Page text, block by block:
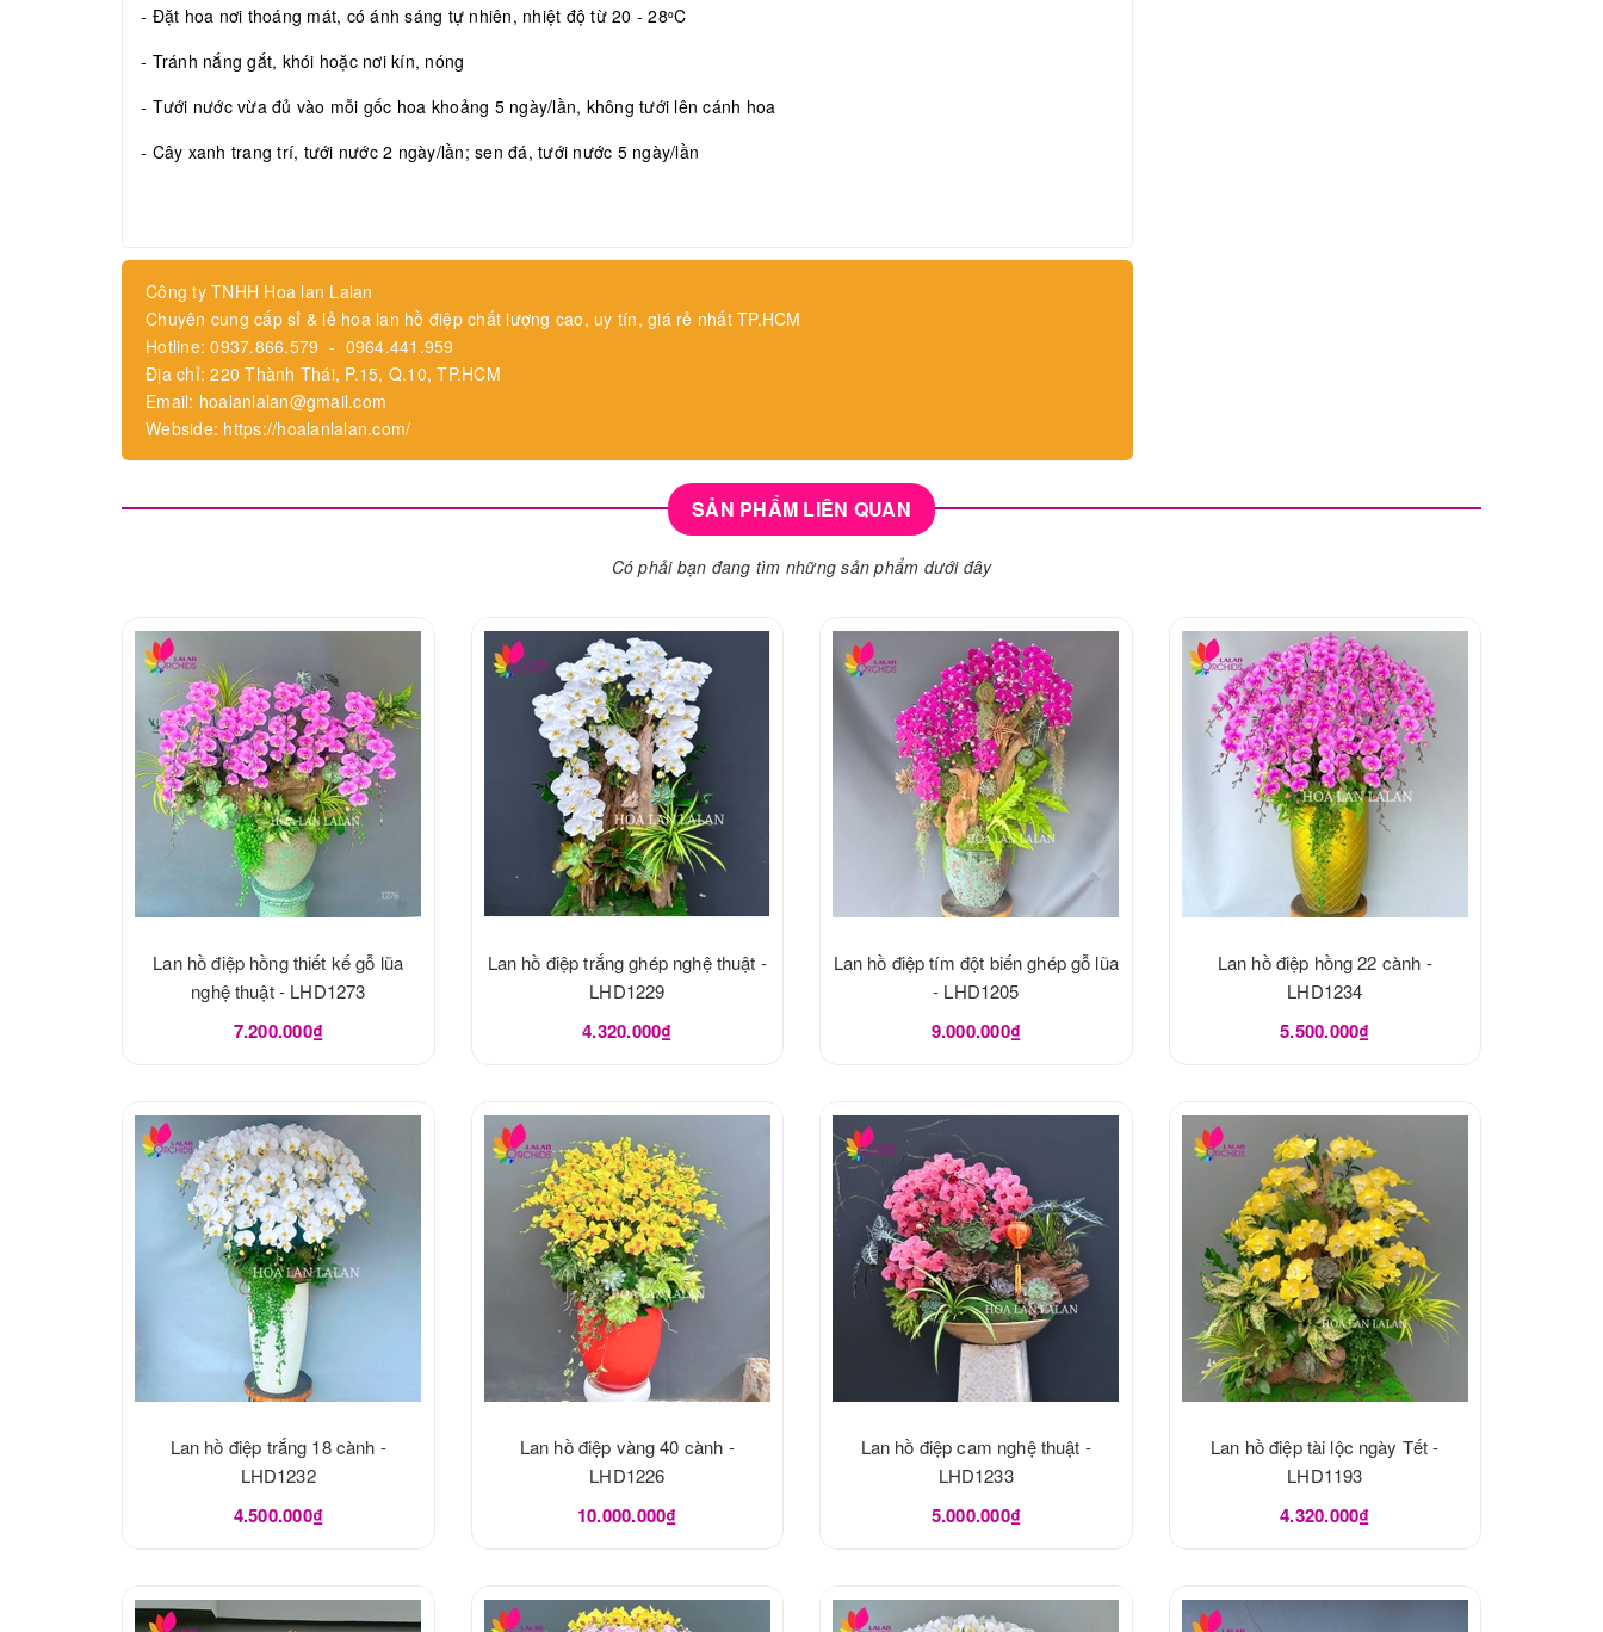
- Đặt hoa nơi thoáng mát, có ánh sáng tự nhiên, nhiệt độ từ 20 - 28oC
- Tránh nắng gắt, khói hoặc nơi kín, nóng
- Tưới nước vừa đủ vào mỗi gốc hoa khoảng 5 ngày/lần, không tưới lên cánh hoa
- Cây xanh trang trí, tưới nước 2 ngày/lần; sen đá, tưới nước 5 ngày/lần
Công ty TNHH Hoa lan Lalan
Chuyên cung cấp sỉ & lẻ hoa lan hồ điệp chất lượng cao, uy tín, giá rẻ nhất TP.HCM
Hotline: 0937.866.579 - 0964.441.959
Địa chỉ: 220 Thành Thái, P.15, Q.10, TP.HCM
Email: hoalanlalan@gmail.com
Webside: https://hoalanlalan.com/
SẢN PHẨM LIÊN QUAN
Có phải bạn đang tìm những sản phẩm dưới đây
Lan hồ điệp hồng thiết kế gỗ lũa
nghệ thuật - LHD1273
7.200.000₫
Lan hồ điệp trắng ghép nghệ thuật -
LHD1229
4.320.000₫
Lan hồ điệp tím đột biến ghép gỗ lũa
- LHD1205
9.000.000₫
Lan hồ điệp hồng 22 cành -
LHD1234
5.500.000₫
Lan hồ điệp trắng 18 cành -
LHD1232
4.500.000₫
Lan hồ điệp vàng 40 cành -
LHD1226
10.000.000₫
Lan hồ điệp cam nghệ thuật -
LHD1233
5.000.000₫
Lan hồ điệp tài lộc ngày Tết -
LHD1193
4.320.000₫